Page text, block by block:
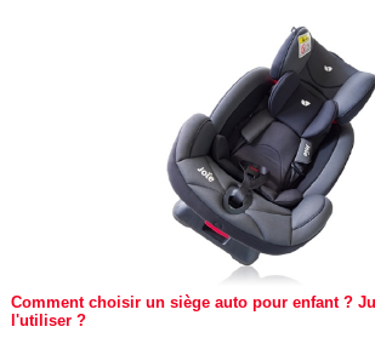
Comment choisir un siège auto pour enfant ?
l'utiliser ?